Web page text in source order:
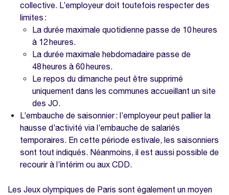
collective. L’employeur doit toutefois respecter des
limites :
La durée maximale quotidienne passe de 10 heures
à 12 heures.
La durée maximale hebdomadaire passe de
48 heures à 60 heures.
Le repos du dimanche peut être supprimé
uniquement dans les communes accueillant un site
des JO.
L’embauche de saisonnier : l’employeur peut pallier la
hausse d’activité via l’embauche de salariés
temporaires. En cette période estivale, les saisonniers
sont tout indiqués. Néanmoins, il est aussi possible de
recourir à l’intérim ou aux CDD.
Les Jeux olympiques de Paris sont également un moyen